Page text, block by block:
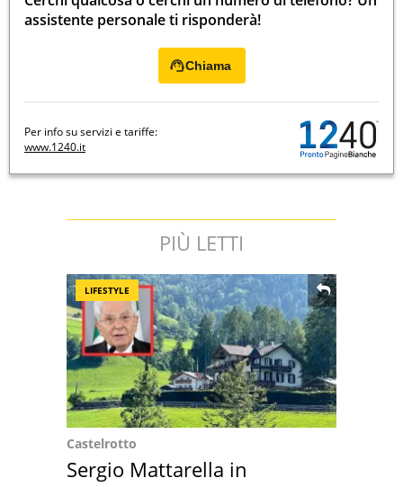
assistente personale ti risponderà!
Chiama
Per info su servizi e tariffe:
www.1240.it
PIÙ LETTI
LIFESTYLE
Castelrotto
Sergio Mattarella in